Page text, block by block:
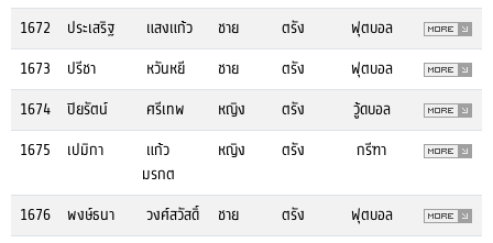
1672
ประเสริฐ แสงแก้ว ชาย ตรัง
ฟุตบอล
1673
ปรีชา หวันหยี ชาย ตรัง
ฟุตบอล
1674
ปิยรัตน์ ศรีเทพ หญิง ตรัง
วู้ดบอล
1675
เปมิกา
แก้ว
มรกต
หญิง ตรัง กรีฑา
1676 พงษ์ธนา วงศ์สวัสดิ์ ชาย ตรัง
ฟุตบอล